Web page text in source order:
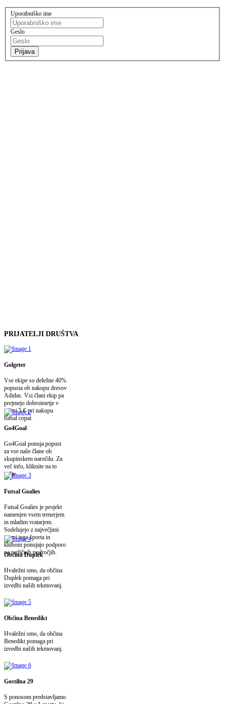
Uporabniško ime
Geslo
PRIJATELJI DRUŠTVA
Golgeter
Vse ekipe so deležne 40%
popusta ob nakupu dresov
Adidas. Vsi člani ekip pa
prejmejo dobroimetje v
višini 5 € pri nakupu
futsal copat.
Go4Goal
Go4Goal ponuja popust
za vse naše člane ob
skupinskem naročilu. Za
več info, kliknite na to
polje.
Futsal Goalies
Futsal Goalies je projekt
namenjen vsem trenerjem
in mladim vratarjem.
Sodelujejo z največjimi
imeni tega športa in
klubom ponujajo podporo
na različnih področjih.
Občina Duplek
Hvaležni smo, da občina
Duplek pomaga pri
izvedbi naših tekmovanj.
Občina Benedikt
Hvaležni smo, da občina
Benedikt pomaga pri
izvedbi naših tekmovanj.
Gostilna 29
S ponosom predstavljamo